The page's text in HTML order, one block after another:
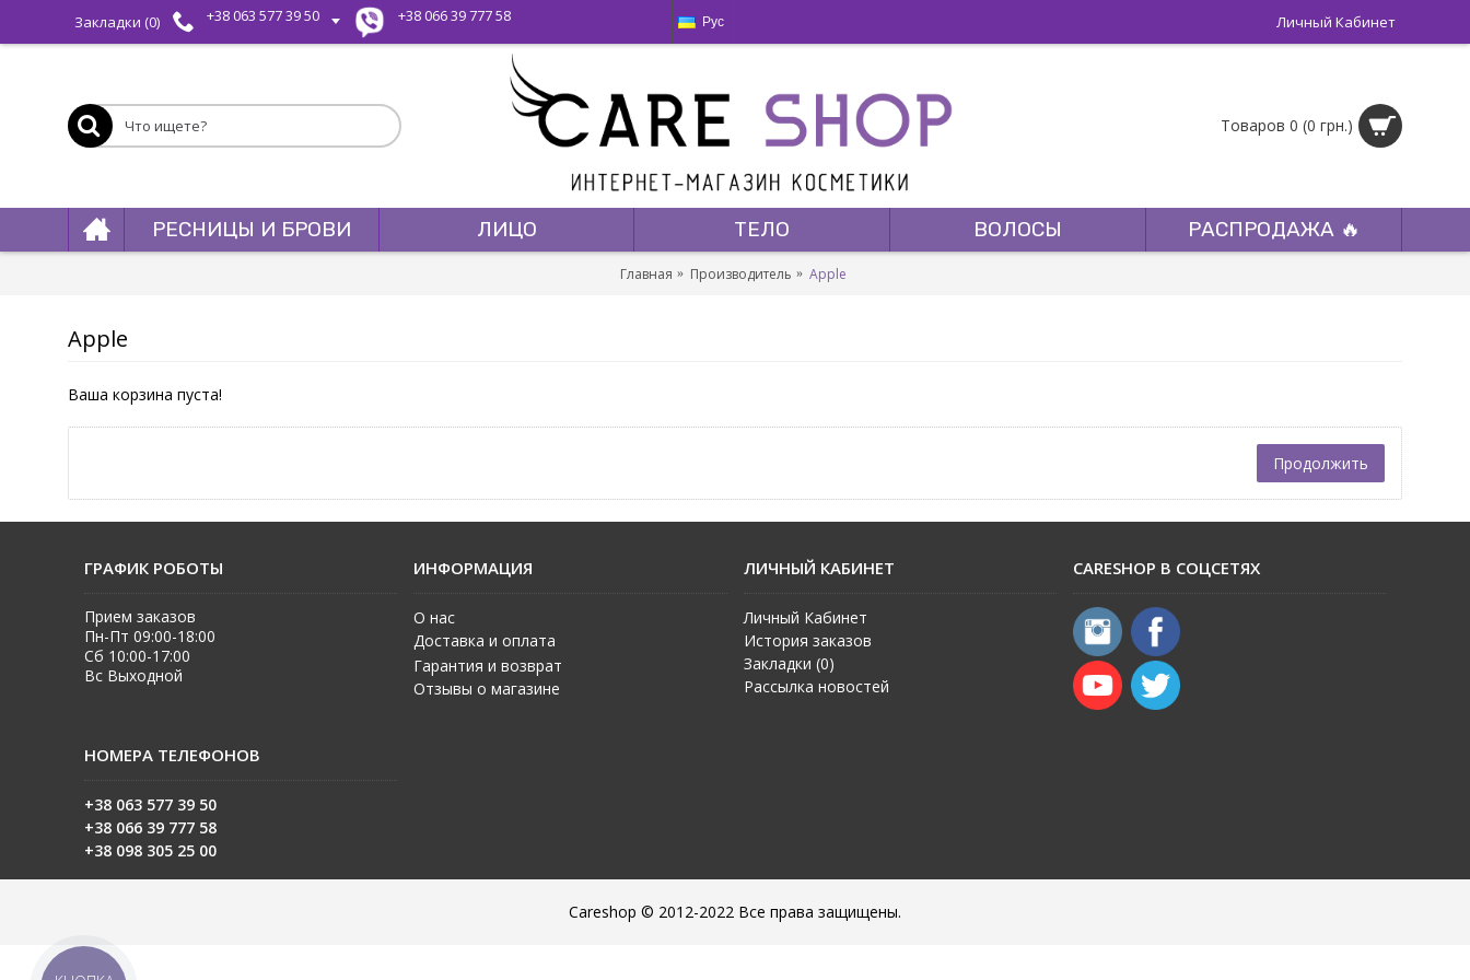
Закладки (0) +38 063 577 39 50 +38 066 39 777 58 Рус Личный Кабинет
Товаров 0 (0 грн.)
РЕСНИЦЫ И БРОВИ ЛИЦО ТЕЛО ВОЛОСЫ РАСПРОДАЖА 🔥
Главная Производитель Apple
Apple
Ваша корзина пуста!
Продолжить
ГРАФИК РОБОТЫ
Прием заказов
Пн-Пт 09:00-18:00
Сб 10:00-17:00
Вс Выходной
ИНФОРМАЦИЯ
О нас
Доставка и оплата
Гарантия и возврат
Отзывы о магазине
ЛИЧНЫЙ КАБИНЕТ
Личный Кабинет
История заказов
Закладки (0)
Рассылка новостей
CARESHOP В СОЦСЕТЯХ
НОМЕРА ТЕЛЕФОНОВ
+38 063 577 39 50
+38 066 39 777 58
+38 098 305 25 00
Careshop © 2012-2022 Все права защищены.